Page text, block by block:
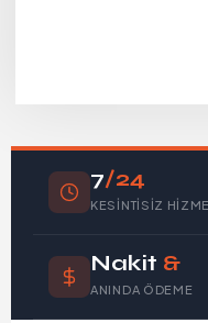
7/24
KESINTISIZ
Nakit &
ANINDA ÖDEME